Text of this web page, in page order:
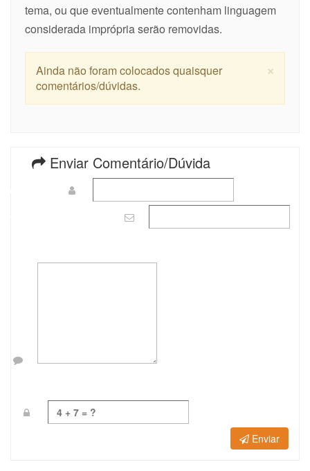
tema, ou que eventualmente contenham linguagem
considerada imprópria serão removidas.
×
Ainda não foram colocados quaisquer
comentários/dúvidas.
Enviar Comentário/Dúvida
Enviar